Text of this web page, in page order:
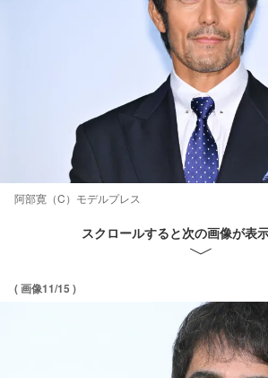
阿部寛（C）モデルプレス
スクロールすると次の画像が表
( 画像11/15 )